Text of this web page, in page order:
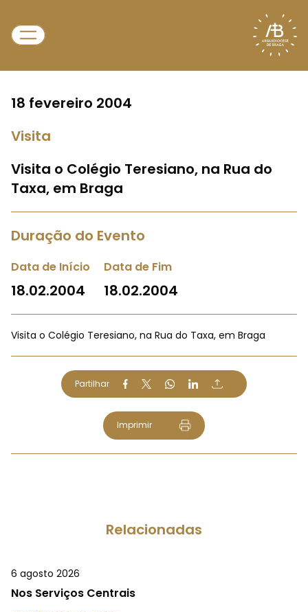
18 fevereiro 2004
Visita
Visita o Colégio Teresiano, na Rua do
Taxa, em Braga
Duração do Evento
Data de Início
18.02.2004
Data de Fim
18.02.2004
Visita o Colégio Teresiano, na Rua do Taxa, em Braga
Partilhar
Imprimir
Relacionadas
6 agosto 2026
Nos Serviços Centrais